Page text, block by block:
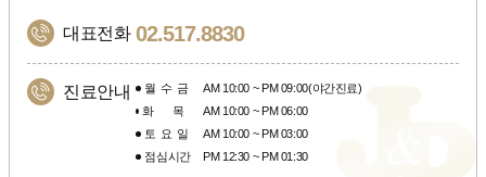
대표전화 02.517.8830
진료안내 월수금
AM 10:00 ~ PM 09:00(야간진료)
화목 AM 10:00 ~ PM 06:00
토요일
AM 10:00 ~ PM 03:00
점심시간
PM 12:30 ~ PM 01:30